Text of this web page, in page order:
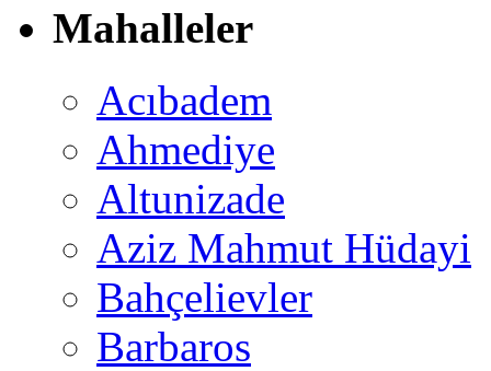
Mahalleler
Acıbadem
Ahmediye
Altunizade
Aziz Mahmut Hüdayi
Bahçelievler
Barbaros